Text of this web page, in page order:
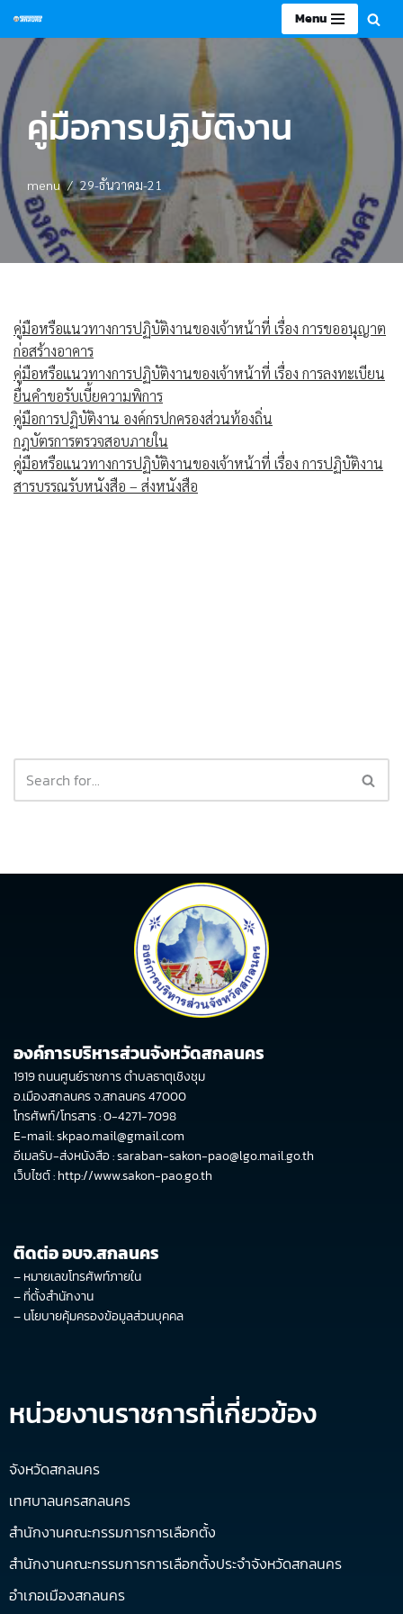
Skip
to
content
Menu
คู่มือการปฏิบัติงาน
menu 29-ธันวาคม-21
คู่มือหรือแนวทางการปฏิบัติงานของเจ้าหน้าที่ เรื่อง การขออนุญาต
ก่อสร้างอาคาร
คู่มือหรือแนวทางการปฏิบัติงานของเจ้าหน้าที่ เรื่อง การลงทะเบียน
ยื่นคำขอรับเบี้ยความพิการ
คู่มือการปฏิบัติงาน องค์กรปกครองส่วนท้องถิ่น
กฎบัตรการตรวจสอบภายใน
คู่มือหรือแนวทางการปฏิบัติงานของเจ้าหน้าที่ เรื่อง การปฏิบัติงาน
สารบรรณรับหนังสือ – ส่งหนังสือ
องค์การบริหารส่วนจังหวัดสกลนคร
1919 ถนนศูนย์ราชการ ตำบลธาตุเชิงชุม
อ.เมืองสกลนคร จ.สกลนคร 47000
โทรศัพท์/โทรสาร : 0-4271-7098
E-mail: skpao.mail@gmail.com
อีเมลรับ-ส่งหนังสือ : saraban-sakon-pao@lgo.mail.go.th
เว็บไซต์ :http://www.sakon-pao.go.th
ติดต่อ อบจ.สกลนคร
–หมายเลขโทรศัพท์ภายใน
–ที่ตั้งสำนักงาน
–นโยบายคุ้มครองข้อมูลส่วนบุคคล
หน่วยงานราชการที่เกี่ยวข้อง
จังหวัดสกลนคร
เทศบาลนครสกลนคร
สำนักงานคณะกรรมการการเลือกตั้ง
สำนักงานคณะกรรมการการเลือกตั้งประจำจังหวัดสกลนคร
อำเภอเมืองสกลนคร